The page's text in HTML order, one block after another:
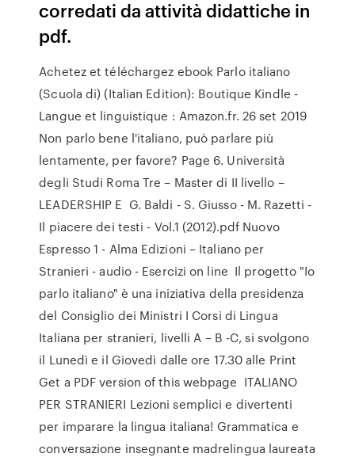
corredati da attività didattiche in
pdf.
Achetez et téléchargez ebook Parlo italiano
(Scuola di) (Italian Edition): Boutique Kindle -
Langue et linguistique : Amazon.fr. 26 set 2019
Non parlo bene l'italiano, può parlare più
lentamente, per favore? Page 6. Università
degli Studi Roma Tre – Master di II livello –
LEADERSHIP E G. Baldi - S. Giusso - M. Razetti -
Il piacere dei testi - Vol.1 (2012).pdf Nuovo
Espresso 1 - Alma Edizioni – Italiano per
Stranieri - audio - Esercizi on line Il progetto "Io
parlo italiano" è una iniziativa della presidenza
del Consiglio dei Ministri I Corsi di Lingua
Italiana per stranieri, livelli A – B -C, si svolgono
il Lunedì e il Giovedì dalle ore 17.30 alle Print
Get a PDF version of this webpage ITALIANO
PER STRANIERI Lezioni semplici e divertenti
per imparare la lingua italiana! Grammatica e
conversazione insegnante madrelingua laureata